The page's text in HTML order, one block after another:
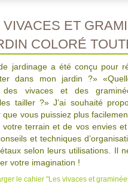
VIVACES ET
COLORÉ
jardinage a été conçu pour
dans mon jardin ?»
des vivaces et des
tailler ?» J’ai souhaité
que vous puissiez plus
votre terrain et de vos envies
et techniques
selon leurs utilisations. Il
votre imagination !
le cahier "Les vivaces et